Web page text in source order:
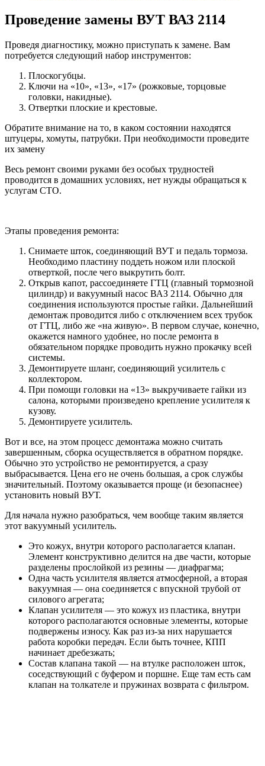
Проведение замены ВУТ ВАЗ 2114
Проведя диагностику, можно приступать к замене. Вам
потребуется следующий набор инструментов:
Плоскогубцы.
Ключи на «10», «13», «17» (рожковые, торцовые
головки, накидные).
Отвертки плоские и крестовые.
Обратите внимание на то, в каком состоянии находятся
штуцеры, хомуты, патрубки. При необходимости проведите
их замену
Весь ремонт своими руками без особых трудностей
проводится в домашних условиях, нет нужды обращаться к
услугам СТО.
Этапы проведения ремонта:
Снимаете шток, соединяющий ВУТ и педаль тормоза.
Необходимо пластину поддеть ножом или плоской
отверткой, после чего выкрутить болт.
Открыв капот, рассоединяете ГТЦ (главный тормозной
цилиндр) и вакуумный насос ВАЗ 2114. Обычно для
соединения используются простые гайки. Дальнейший
демонтаж проводится либо с отключением всех трубок
от ГТЦ, либо же «на живую». В первом случае, конечно,
окажется намного удобнее, но после ремонта в
обязательном порядке проводить нужно прокачку всей
системы.
Демонтируете шланг, соединяющий усилитель с
коллектором.
При помощи головки на «13» выкручиваете гайки из
салона, которыми произведено крепление усилителя к
кузову.
Демонтируете усилитель.
Вот и все, на этом процесс демонтажа можно считать
завершенным, сборка осуществляется в обратном порядке.
Обычно это устройство не ремонтируется, а сразу
выбрасывается. Цена его не очень большая, а срок службы
значительный. Поэтому оказывается проще (и безопаснее)
установить новый ВУТ.
Для начала нужно разобраться, чем вообще таким является
этот вакуумный усилитель.
Это кожух, внутри которого располагается клапан.
Элемент конструктивно делится на две части, которые
разделены прослойкой из резины — диафрагма;
Одна часть усилителя является атмосферной, а вторая
вакуумная — она соединяется с впускной трубой от
силового агрегата;
Клапан усилителя — это кожух из пластика, внутри
которого располагаются основные элементы, которые
подвержены износу. Как раз из-за них нарушается
работа коробки передач. Если быть точнее, КПП
начинает дребезжать;
Состав клапана такой — на втулке расположен шток,
соседствующий с буфером и поршне. Еще там есть сам
клапан на толкателе и пружинах возврата с фильтром.